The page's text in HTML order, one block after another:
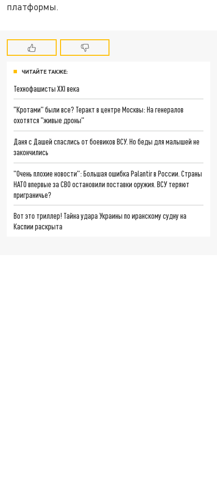
платформы.
ЧИТАЙТЕ ТАКЖЕ:
Технофашисты XXI века
"Кротами" были все? Теракт в центре Москвы: На генералов
охотятся "живые дроны"
Даня с Дашей спаслись от боевиков ВСУ. Но беды для малышей не
закончились
"Очень плохие новости": Большая ошибка Palantir в России. Страны
НАТО впервые за СВО остановили поставки оружия. ВСУ теряют
приграничье?
Вот это триллер! Тайна удара Украины по иранскому судну на
Каспии раскрыта